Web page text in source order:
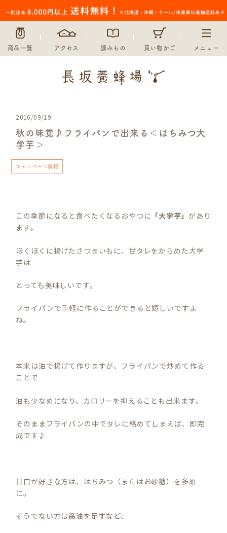
商品一覧 アクセス 読みもの 買い物かご メニュー
2016/09/19
秋の味覚♪フライパンで出来る＜はちみつ大
学芋＞
キャンペーン情報
この季節になると食べたくなるおやつに 「大学芋」 があり
ます。
ほくほくに揚げたさつまいもに、甘タレをからめた大学
芋は
とっても美味しいです。
フライパンで手軽に作ることができると嬉しいですよ
ね。
本来は油で揚げて作りますが、フライパンで炒めて作る
ことで
油も少なめになり、カロリーを抑えることも出来ます。
そのままフライパンの中でタレに絡めてしまえば、即完
成です♪
甘口が好きな方は、はちみつ（またはお砂糖）を多め
に。
そうでない方は醤油を足すなど、